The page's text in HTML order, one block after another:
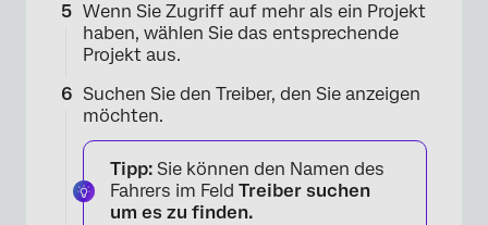
Wenn Sie Zugriff auf mehr als ein Projekt
haben, wählen Sie das entsprechende
Projekt aus.
Suchen Sie den Treiber, den Sie anzeigen
möchten.
Tipp: Sie können den Namen des
Fahrers im Feld Treiber suchen
um es zu finden.